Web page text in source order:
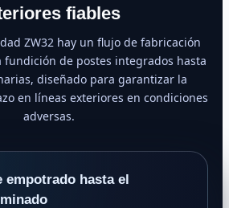
fiables
ZW32 hay un flujo de fabricación
fundición de postes integrados hasta
diseñado para garantizar la
en líneas exteriores en condiciones
adversas.
empotrado hasta el